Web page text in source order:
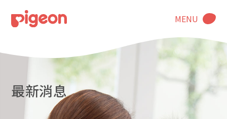
MENU
最新消息